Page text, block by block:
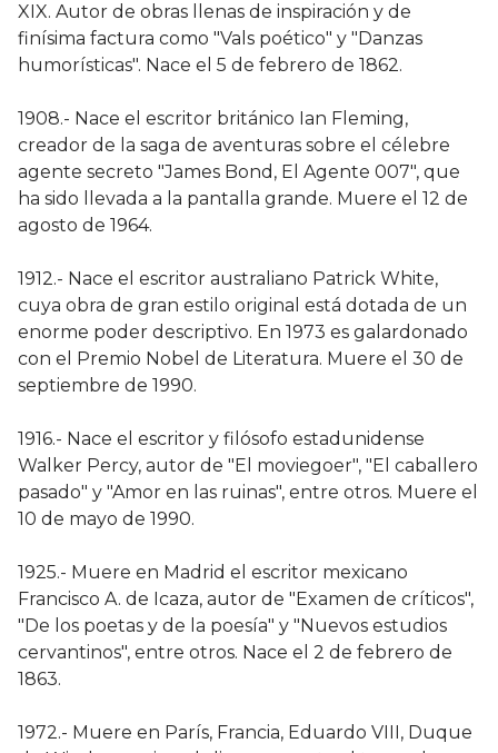
XIX. Autor de obras llenas de inspiración y de
finísima factura como "Vals poético" y "Danzas
humorísticas". Nace el 5 de febrero de 1862.
1908.- Nace el escritor británico Ian Fleming,
creador de la saga de aventuras sobre el célebre
agente secreto "James Bond, El Agente 007", que
ha sido llevada a la pantalla grande. Muere el 12 de
agosto de 1964.
1912.- Nace el escritor australiano Patrick White,
cuya obra de gran estilo original está dotada de un
enorme poder descriptivo. En 1973 es galardonado
con el Premio Nobel de Literatura. Muere el 30 de
septiembre de 1990.
1916.- Nace el escritor y filósofo estadunidense
Walker Percy, autor de "El moviegoer", "El caballero
pasado" y "Amor en las ruinas", entre otros. Muere el
10 de mayo de 1990.
1925.- Muere en Madrid el escritor mexicano
Francisco A. de Icaza, autor de "Examen de críticos",
"De los poetas y de la poesía" y "Nuevos estudios
cervantinos", entre otros. Nace el 2 de febrero de
1863.
1972.- Muere en París, Francia, Eduardo VIII, Duque